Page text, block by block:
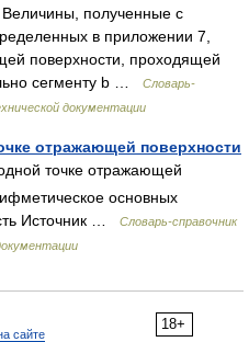
полученные с
в приложении 7,
поверхности, проходящей
сегменту b …
Словарь-
документации
отражающей поверхности
точке отражающей
основных
Источник …
Словарь-справочник
18+
сайте